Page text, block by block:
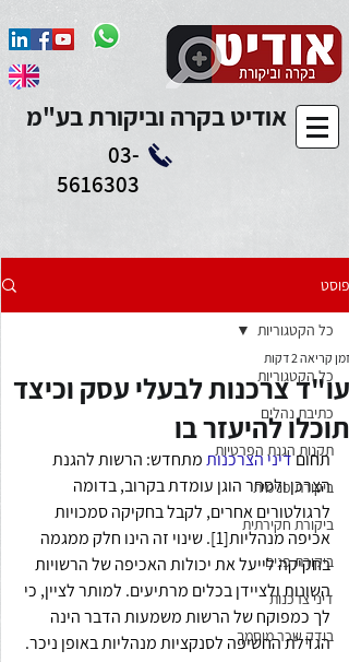
Add to Calendar
אודיט בקרה וביקורת בע"מ
03-
5616303
פוסט
כל הקטגוריות
כתיבת נהלים
תקנות הגנת הפרטיות
ביקורת פנימית
ביקורת חקירתית
ביקורת פנים
דיני צרכנות
בודק שכר מוסמך
כל הקטגוריות
עו"ד צרכנות לבעלי עסק וכיצד
תוכלו להיעזר בו
זמן קריאה 2 דקות
תחום דיני הצרכנות מתחדש: הרשות להגנת
הצרכן ולסחר הוגן עומדת בקרוב, בדומה
לרגולטורים אחרים, לקבל בחקיקה סמכויות
אכיפה מנהליות[1]. שינוי זה הינו חלק ממגמה
בחקיקה לייעל את יכולות האכיפה של הרשויות
השונות ולציידן בכלים מרתיעים. למותר לציין, כי
לך כמפוקח של הרשות משמעות הדבר הינה
הגדלת החשיפה לסנקציות מנהליות באופן ניכר.